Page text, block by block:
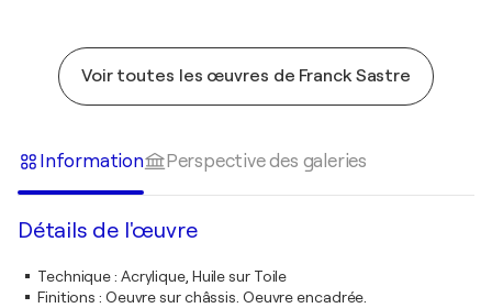
Voir toutes les œuvres de Franck Sastre
Information Perspective des galeries
Détails de l'œuvre
Technique: Acrylique, Huile sur Toile
Finitions : Oeuvre sur châssis. Oeuvre encadrée.